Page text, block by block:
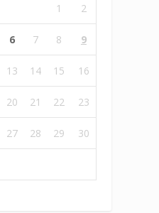
1 2
6 7 8 9
13 14 15 16
20 21 22 23
27 28 29 30